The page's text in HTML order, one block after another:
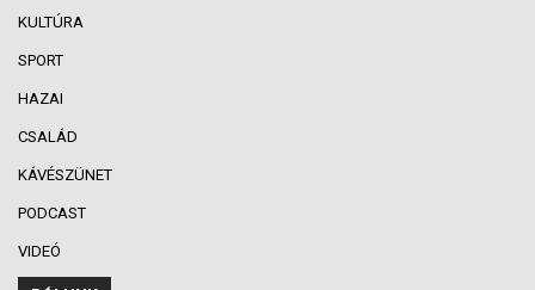
KULTÚRA
SPORT
HAZAI
CSALÁD
KÁVÉSZÜNET
PODCAST
VIDEÓ